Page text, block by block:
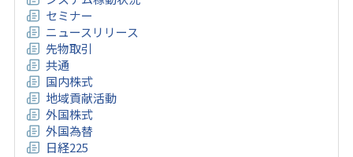
セミナー
ニュースリリース
先物取引
共通
国内株式
地域貢献活動
外国株式
外国為替
日経225